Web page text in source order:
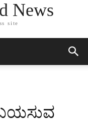
News
site